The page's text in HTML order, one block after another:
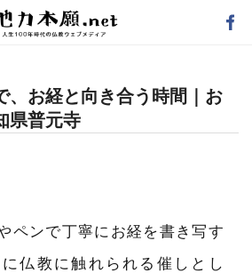
、お経と向き合う時間｜お
県普元寺
ペンで丁寧にお経を書き写す
に仏教に触れられる催しとし